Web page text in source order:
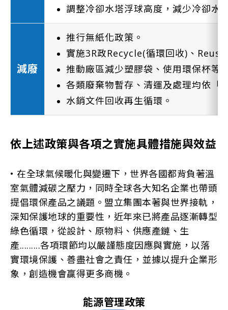
調整冷卻水塔浮球高度，減少冷卻水
減廢
推行無紙化政策。
實施3R政Recycle(循環回收)、
推動廠區減少塑膠袋、使用環保杯等
各類廢棄物暫存、清運及處理均依「
水銷文件回收再生循環。
依上述政策與各項之實施具體措施與效益
• 在全球氣候暖化與變遷下，世界各國都背負著溫
室氣體減碳之壓力，同時全球各大知名企業也帶頭
提倡環保產品之議題。盟立集團本著與世界接軌，
深知保護地球的重要性，近年來已將產品逐漸轉型
綠色循環，從設計、原物料、供應產鏈、生
產.........各項環節均以嚴謹態度因應與實施，以落
實環境保護、善盡社會之責任，並據以提升企業形
象，創造機會贏得更多商機。
能源管理政策